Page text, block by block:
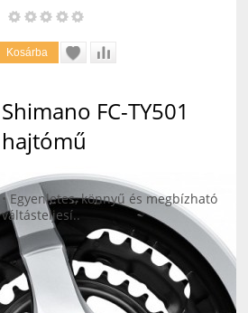
Shimano FC-TY501
hajtómű
• Egyenletes, könnyű és megbízható
váltásteljesí..